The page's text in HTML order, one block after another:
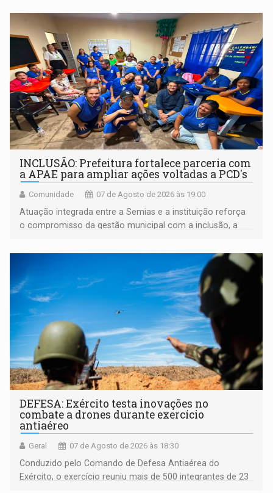
INCLUSÃO: Prefeitura fortalece parceria com
a APAE para ampliar ações voltadas a PCD's
Comunidade 07 de Agosto de 2026 às 19:00
Atuação integrada entre a Semias e a instituição reforça
o compromisso da gestão municipal com a inclusão, a
DEFESA: Exército testa inovações no
combate a drones durante exercício
antiaéreo
Geral 07 de Agosto de 2026 às 18:30
Conduzido pelo Comando de Defesa Antiaérea do
Exército, o exercício reuniu mais de 500 integrantes de 23